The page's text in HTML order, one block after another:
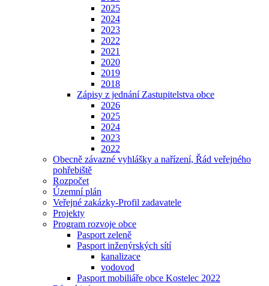
2025
2024
2023
2022
2021
2020
2019
2018
Zápisy z jednání Zastupitelstva obce
2026
2025
2024
2023
2022
Obecně závazné vyhlášky a nařízení, Řád veřejného
pohřebiště
Rozpočet
Územní plán
Veřejné zakázky-Profil zadavatele
Projekty
Program rozvoje obce
Pasport zeleně
Pasport inženýrských sítí
kanalizace
vodovod
Pasport mobiliáře obce Kostelec 2022